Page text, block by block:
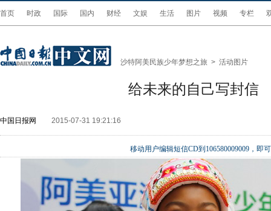
首页 时政 国际 国内 财经 文娱 生活 图片 视频 专栏
沙特阿美民族少年梦想之旅 > 活动图片
给未来的自己写封信
中国日报网 2015-07-31 19:21:16
移动用户编辑短信CD到106580009009，即